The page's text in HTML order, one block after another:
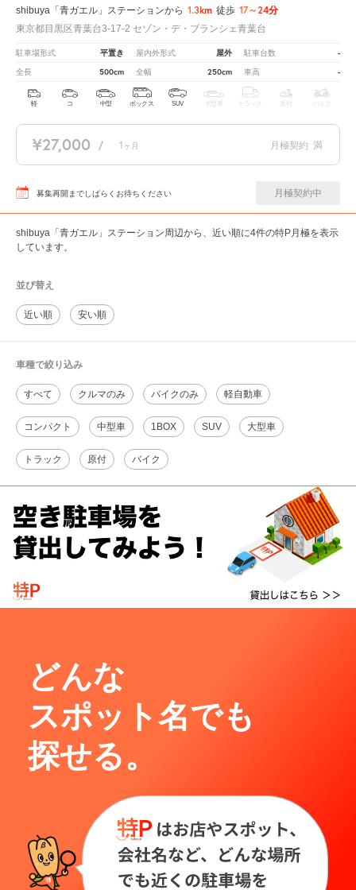
shibuya「青ガエル」ステーションから 1.3km 徒歩 17～24分
東京都目黒区青葉台3-17-2 セゾン・デ・ブランシェ青葉台
駐車場形式 平置き 屋内外形式 屋外 駐車台数 -
全長 500cm 全幅 250cm 車高 -
軽 コ 中型 ボックス SUV 大型車 トラック 原付 バイク
¥27,000 / 1 ヶ月 月極契約 満
募集再開までしばらくお待ちください 月極契約中
shibuya「青ガエル」ステーション周辺から、近い順に4件の特P月極を表示
しています。
並び替え
近い順 安い順
車種で絞り込み
すべて クルマのみ バイクのみ 軽自動車
コンパクト 中型車 1BOX SUV 大型車
トラック 原付 バイク
どんな
スポット名でも
探せる。